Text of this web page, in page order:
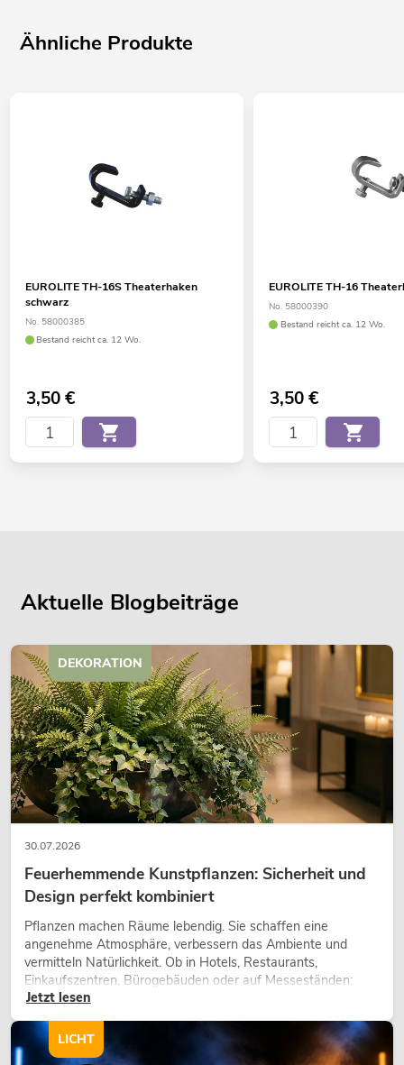
Ähnliche Produkte
EUROLITE TH-16S Theaterhaken
schwarz
No. 58000385
Bestand reicht ca. 12 Wo.
3,50€
EUROLITE TH-16
No. 58000390
Bestand reicht ca. 12 Wo.
3,50€
Aktuelle Blogbeiträge
30.07.2026
Feuerhemmende Kunstpflanzen: Sicherheit und
Design perfekt kombiniert
Pflanzen machen Räume lebendig. Sie schaffen eine
angenehme Atmosphäre, verbessern das Ambiente und
vermitteln Natürlichkeit. Ob in Hotels, Restaurants,
Einkaufszentren, Bürogebäuden oder auf Messeständen:
eine hochwertige Begrünung gehört heute längst zum
modernen Raumkonzept.
Jetzt lesen
DEKORATION
LICHT